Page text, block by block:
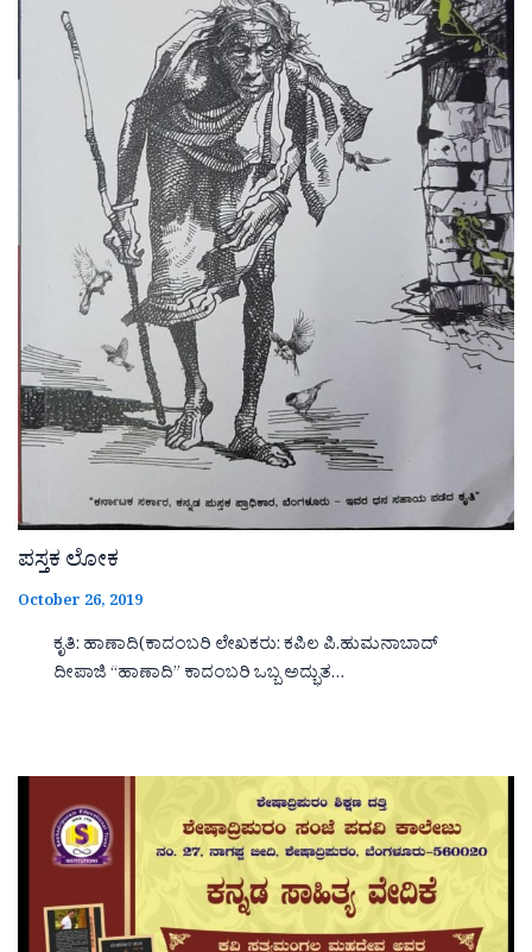
ಪಸ್ತಕ ಲೋಕ
October 26, 2019
ಕೃತಿ: ಹಾಣಾದಿ(ಕಾದಂಬರಿ ಲೇಖಕರು: ಕಪಿಲ ಪಿ.ಹುಮನಾಬಾದ್
ದೀಪಾಜಿ “ಹಾಣಾದಿ‌‌‌‌” ಕಾದಂಬರಿ ಒಬ್ಬ ಅದ್ಭುತ…